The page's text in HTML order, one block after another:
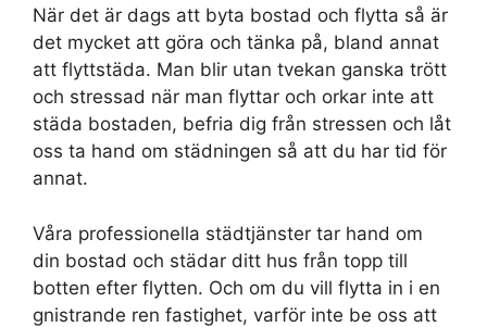
När det är dags att byta bostad och flytta så är
det mycket att göra och tänka på, bland annat
att flyttstäda. Man blir utan tvekan ganska trött
och stressad när man flyttar och orkar inte att
städa bostaden, befria dig från stressen och låt
oss ta hand om städningen så att du har tid för
annat.
Våra professionella städtjänster tar hand om
din bostad och städar ditt hus från topp till
botten efter flytten. Och om du vill flytta in i en
gnistrande ren fastighet, varför inte be oss att